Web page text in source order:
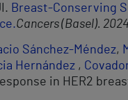
Breast-Conserving
Cancers (Basel).
Sánchez-Méndez,
Hernández ,
in HER2